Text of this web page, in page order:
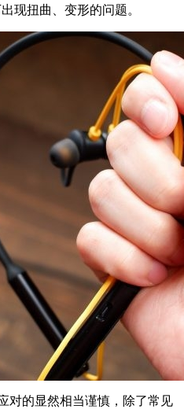
现扭曲、变形的问题。
对的显然相当谨慎，除了常见